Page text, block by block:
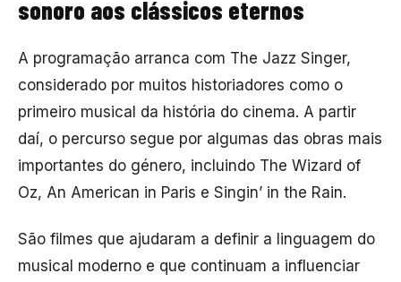
sonoro aos clássicos eternos
A programação arranca com The Jazz Singer,
considerado por muitos historiadores como o
primeiro musical da história do cinema. A partir
daí, o percurso segue por algumas das obras mais
importantes do género, incluindo The Wizard of
Oz, An American in Paris e Singin’ in the Rain.
São filmes que ajudaram a definir a linguagem do
musical moderno e que continuam a influenciar